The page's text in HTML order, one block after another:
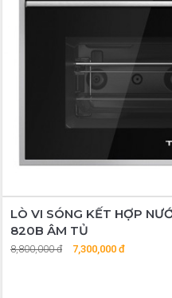
LÒ VI SÓNG KẾT HỢP
820B ÂM TỦ
8,800,000 đ 7,300,000 đ